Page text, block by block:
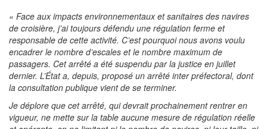
« Face aux impacts environnementaux et sanitaires des navires
de croisière, j’ai toujours défendu une régulation ferme et
responsable de cette activité. C’est pourquoi nous avons voulu
encadrer le nombre d’escales et le nombre maximum de
passagers. Cet arrêté a été suspendu par la justice en juillet
dernier. L’État a, depuis, proposé un arrêté inter préfectoral, dont
la consultation publique vient de se terminer.
Je déplore que cet arrêté, qui devrait prochainement rentrer en
vigueur, ne mette sur la table aucune mesure de régulation réelle